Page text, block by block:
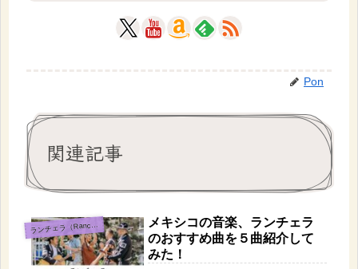
Pon
関連記事
ラ
ンチェラ（Ranchera）
メキシコの音楽、ランチェラ
のおすすめ曲を５曲紹介して
みた！